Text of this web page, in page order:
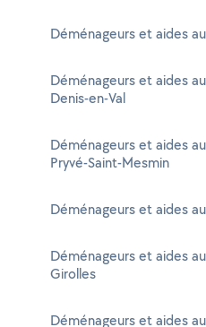
Déménageurs et aides
Déménageurs et aides
Denis-en-Val
Déménageurs et aides
Pryvé-Saint-Mesmin
Déménageurs et aides
Déménageurs et aides
Girolles
Déménageurs et aides